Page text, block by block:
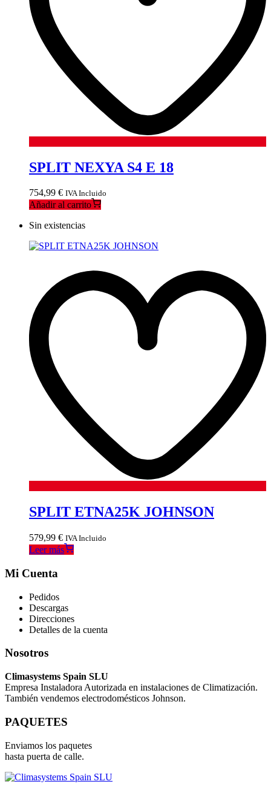
SPLIT NEXYA S4 E 18
754,99 € IVA Incluido
Añadir al carrito
Sin existencias
SPLIT ETNA25K JOHNSON
579,99 € IVA Incluido
Leer más
Mi Cuenta
Pedidos
Descargas
Direcciones
Detalles de la cuenta
Nosotros
Climasystems Spain SLU
Empresa Instaladora Autorizada en instalaciones de Climatización.
También vendemos electrodomésticos Johnson.
PAQUETES
Enviamos los paquetes
hasta puerta de calle.